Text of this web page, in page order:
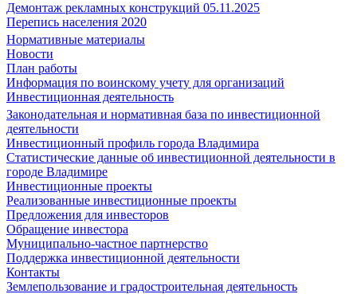
Демонтаж рекламных конструкций 05.11.2025
Перепись населения 2020
Нормативные материалы
Новости
План работы
Информация по воинскому учету для организаций
Инвестиционная деятельность
Законодательная и нормативная база по инвестиционной
деятельности
Инвестиционный профиль города Владимира
Статистические данные об инвестиционной деятельности в
городе Владимире
Инвестиционные проекты
Реализованные инвестиционные проекты
Предложения для инвесторов
Обращение инвестора
Муниципально-частное партнерство
Поддержка инвестиционной деятельности
Контакты
Землепользование и градостроительная деятельность